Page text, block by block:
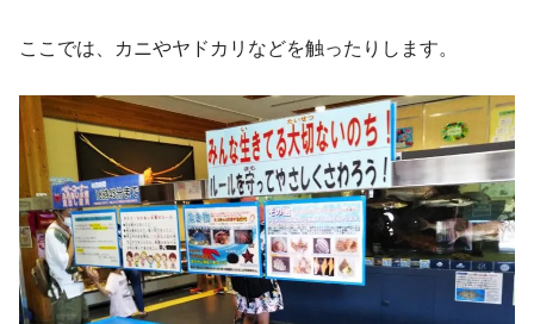
ここでは、カニやヤドカリなどを触ったりします。